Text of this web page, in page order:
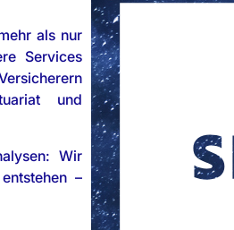
als nur
Services
und
Wir
–